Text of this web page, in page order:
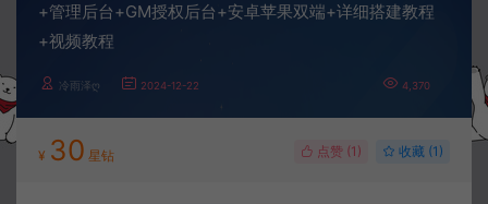
+管理后台+GM授权后台+安卓苹果双端+详细搭建教程
+视频教程
冷雨泽ღ 2024-12-22 4,370
¥ 30 星钻 点赞 (1 ) 收藏 (1)